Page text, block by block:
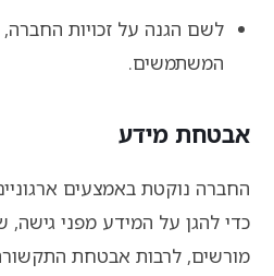
לשם הגנה על זכויות החברה,
המשתמשים.
אבטחת מידע
החברה נוקטת באמצעים
כדי להגן על המידע מפני גישה,
מורשים, לרבות אבטחת